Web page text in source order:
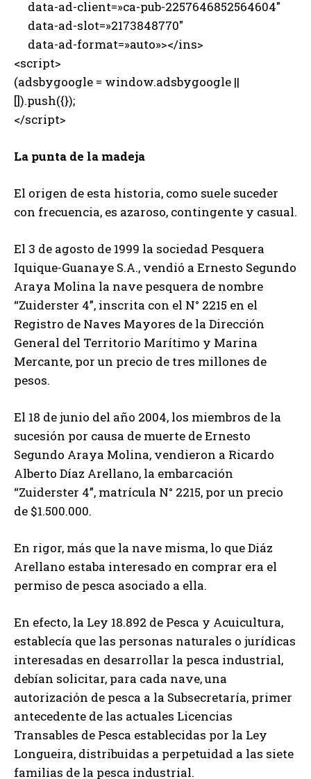
data-ad-client=»ca-pub-2257646852564604″
data-ad-slot=»2173848770″
data-ad-format=»auto»></ins>
<script>
(adsbygoogle = window.adsbygoogle ||
[]).push({});
</script>
La punta de la madeja
El origen de esta historia, como suele suceder
con frecuencia, es azaroso, contingente y casual.
El 3 de agosto de 1999 la sociedad Pesquera
Iquique-Guanaye S.A., vendió a Ernesto Segundo
Araya Molina la nave pesquera de nombre
“Zuiderster 4”, inscrita con el N° 2215 en el
Registro de Naves Mayores de la Dirección
General del Territorio Marítimo y Marina
Mercante, por un precio de tres millones de
pesos.
El 18 de junio del año 2004, los miembros de la
sucesión por causa de muerte de Ernesto
Segundo Araya Molina, vendieron a Ricardo
Alberto Díaz Arellano, la embarcación
“Zuiderster 4”, matrícula N° 2215, por un precio
de $1.500.000.
En rigor, más que la nave misma, lo que Diáz
Arellano estaba interesado en comprar era el
permiso de pesca asociado a ella.
En efecto, la Ley 18.892 de Pesca y Acuicultura,
establecía que las personas naturales o jurídicas
interesadas en desarrollar la pesca industrial,
debían solicitar, para cada nave, una
autorización de pesca a la Subsecretaría, primer
antecedente de las actuales Licencias
Transables de Pesca establecidas por la Ley
Longueira, distribuidas a perpetuidad a las siete
familias de la pesca industrial.